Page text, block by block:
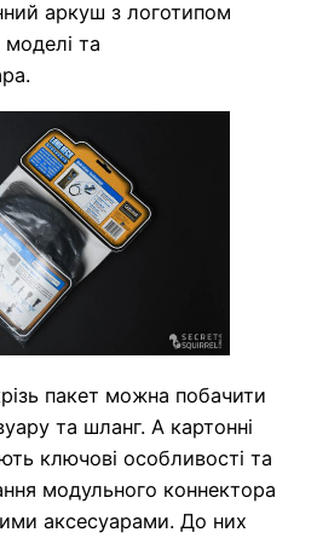
аркуш з логотипом
та
пакет можна побачити
та шланг. А картонні
ключові особливості та
модульного коннектора
аксесуарами. До них